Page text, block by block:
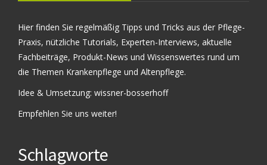
Hier finden Sie regelmäßig Tipps und Tricks aus der Pflege-
Praxis, nützliche Tutorials, Experten-Interviews, aktuelle
Fachbeiträge, Produkt-News und Wissenswertes rund um
die Themen Krankenpflege und Altenpflege.
Idee & Umsetzung: wissner-bosserhoff
Empfehlen Sie uns weiter!
Schlagworte